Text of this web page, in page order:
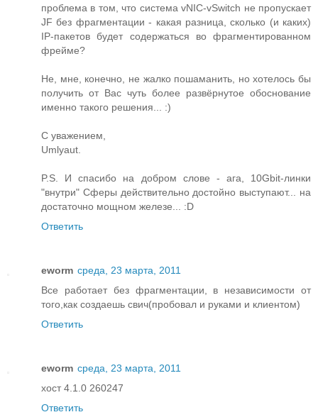
проблема в том, что система vNIC-vSwitch не пропускает
JF без фрагментации - какая разница, сколько (и каких)
IP-пакетов будет содержаться во фрагментированном
фрейме?
Не, мне, конечно, не жалко пошаманить, но хотелось бы
получить от Вас чуть более развёрнутое обоснование
именно такого решения... :)
С уважением,
Umlyaut.
P.S. И спасибо на добром слове - ага, 10Gbit-линки
"внутри" Сферы действительно достойно выступают... на
достаточно мощном железе... :D
Ответить
eworm среда, 23 марта, 2011
Все работает без фрагментации, в независимости от
того,как создаешь свич(пробовал и руками и клиентом)
Ответить
eworm среда, 23 марта, 2011
хост 4.1.0 260247
Ответить